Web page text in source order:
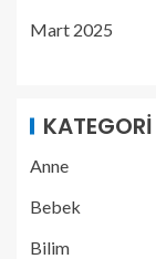
Mart 2025
KATEGORI
Anne
Bebek
Bilim